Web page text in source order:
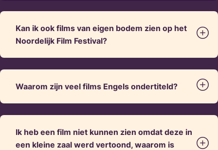
Kan ik ook films van eigen bodem zien op het
Noordelijk Film Festival?
Waarom zijn veel films Engels ondertiteld?
Ik heb een film niet kunnen zien omdat deze in
een kleine zaal werd vertoond, waarom is